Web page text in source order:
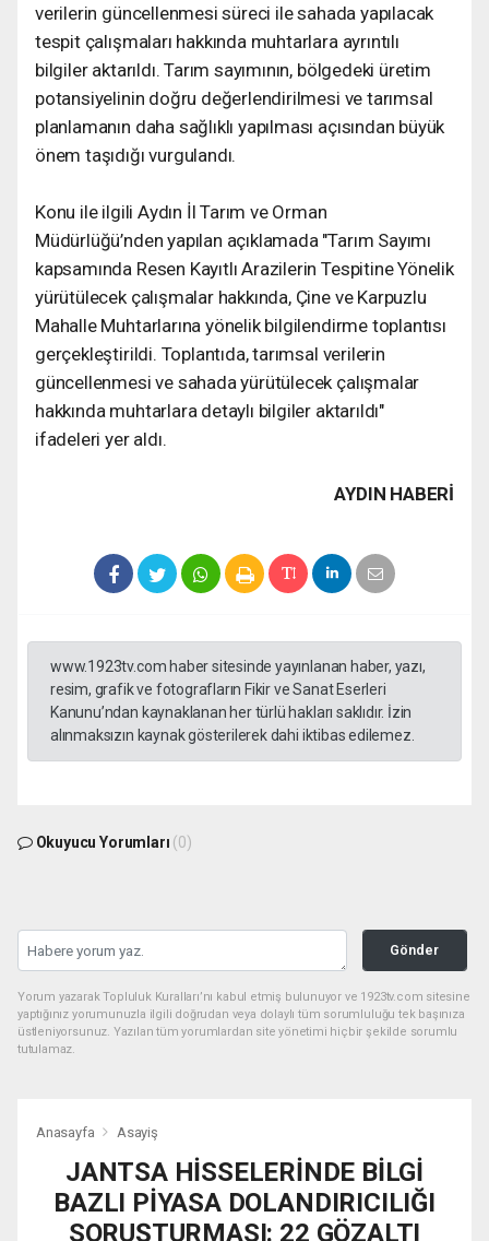
verilerin güncellenmesi süreci ile sahada yapılacak
tespit çalışmaları hakkında muhtarlara ayrıntılı
bilgiler aktarıldı. Tarım sayımının, bölgedeki üretim
potansiyelinin doğru değerlendirilmesi ve tarımsal
planlamanın daha sağlıklı yapılması açısından büyük
önem taşıdığı vurgulandı.
Konu ile ilgili Aydın İl Tarım ve Orman
Müdürlüğü’nden yapılan açıklamada "Tarım Sayımı
kapsamında Resen Kayıtlı Arazilerin Tespitine Yönelik
yürütülecek çalışmalar hakkında, Çine ve Karpuzlu
Mahalle Muhtarlarına yönelik bilgilendirme toplantısı
gerçekleştirildi. Toplantıda, tarımsal verilerin
güncellenmesi ve sahada yürütülecek çalışmalar
hakkında muhtarlara detaylı bilgiler aktarıldı"
ifadeleri yer aldı.
AYDIN HABERİ
www.1923tv.com haber sitesinde yayınlanan haber, yazı,
resim, grafik ve fotografların Fikir ve Sanat Eserleri
Kanunu’ndan kaynaklanan her türlü hakları saklıdır. İzin
alınmaksızın kaynak gösterilerek dahi iktibas edilemez.
Okuyucu Yorumları (0)
Gönder
Yorum yazarak Topluluk Kuralları’nı kabul etmiş bulunuyor ve 1923tv.com sitesine
yaptığınız yorumunuzla ilgili doğrudan veya dolaylı tüm sorumluluğu tek başınıza
üstleniyorsunuz. Yazılan tüm yorumlardan site yönetimi hiçbir şekilde sorumlu
tutulamaz.
Anasayfa Asayiş
JANTSA HİSSELERİNDE BİLGİ
BAZLI PİYASA DOLANDIRICILIĞI
SORUŞTURMASI: 22 GÖZALTI